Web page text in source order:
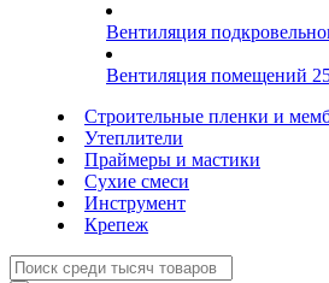
Вентиляция
Вентиляция помещений
Строительные пленки и
Утеплители
Праймеры и мастики
Сухие смеси
Инструмент
Крепеж